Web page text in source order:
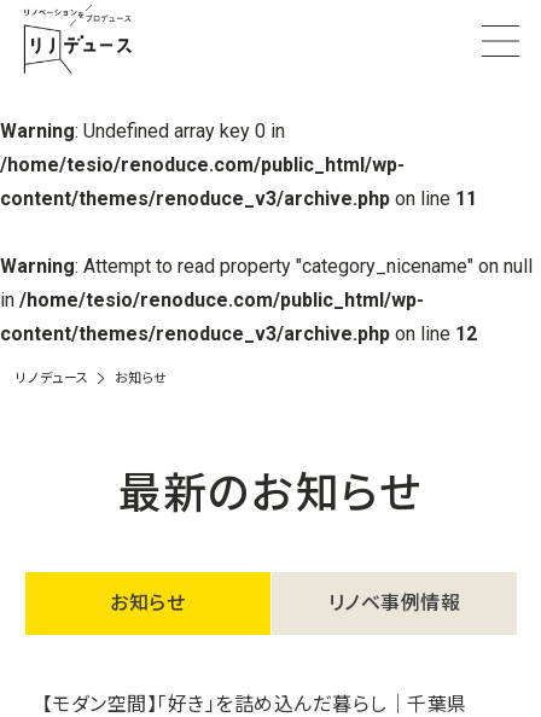
Warning: Undefined array key 0 in
/home/tesio/renoduce.com/public_html/wp-
content/themes/renoduce_v3/archive.php on line 11
Warning: Attempt to read property "category_nicename" on null
in /home/tesio/renoduce.com/public_html/wp-
content/themes/renoduce_v3/archive.php on line 12
リノデュース お知らせ
最新のお知らせ
お知らせ リノベ事例情報
【モダン空間】「好き」を詰め込んだ暮らし｜千葉県